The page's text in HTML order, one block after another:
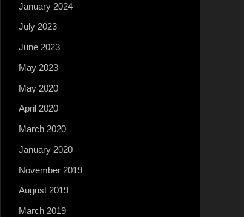
January 2024
July 2023
June 2023
May 2023
May 2020
April 2020
March 2020
January 2020
November 2019
August 2019
March 2019